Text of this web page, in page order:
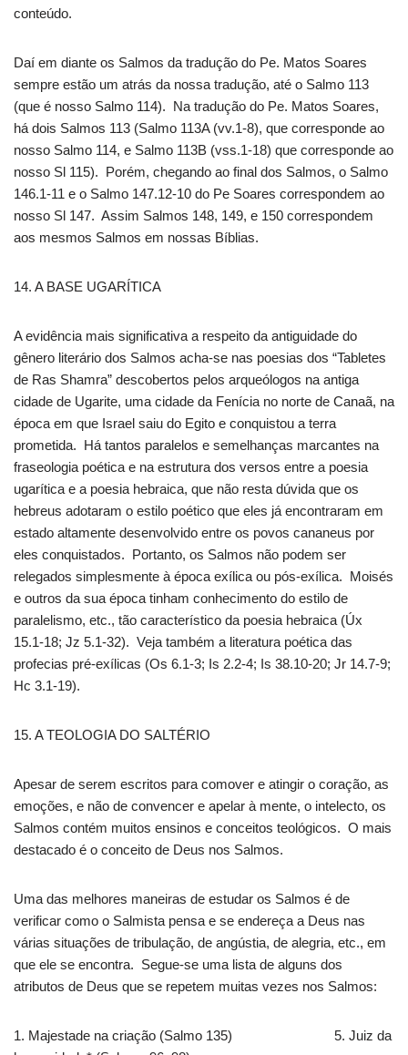
conteúdo.
Daí em diante os Salmos da tradução do Pe. Matos Soares
sempre estão um atrás da nossa tradução, até o Salmo 113
(que é nosso Salmo 114). Na tradução do Pe. Matos Soares,
há dois Salmos 113 (Salmo 113A (vv.1-8), que corresponde ao
nosso Salmo 114, e Salmo 113B (vss.1-18) que corresponde ao
nosso Sl 115). Porém, chegando ao final dos Salmos, o Salmo
146.1-11 e o Salmo 147.12-10 do Pe Soares correspondem ao
nosso Sl 147. Assim Salmos 148, 149, e 150 correspondem
aos mesmos Salmos em nossas Bíblias.
14. A BASE UGARÍTICA
A evidência mais significativa a respeito da antiguidade do
gênero literário dos Salmos acha-se nas poesias dos “Tabletes
de Ras Shamra” descobertos pelos arqueólogos na antiga
cidade de Ugarite, uma cidade da Fenícia no norte de Canaã, na
época em que Israel saiu do Egito e conquistou a terra
prometida. Há tantos paralelos e semelhanças marcantes na
fraseologia poética e na estrutura dos versos entre a poesia
ugarítica e a poesia hebraica, que não resta dúvida que os
hebreus adotaram o estilo poético que eles já encontraram em
estado altamente desenvolvido entre os povos cananeus por
eles conquistados. Portanto, os Salmos não podem ser
relegados simplesmente à época exílica ou pós-exílica. Moisés
e outros da sua época tinham conhecimento do estilo de
paralelismo, etc., tão característico da poesia hebraica (Úx
15.1-18; Jz 5.1-32). Veja também a literatura poética das
profecias pré-exílicas (Os 6.1-3; Is 2.2-4; Is 38.10-20; Jr 14.7-9;
Hc 3.1-19).
15. A TEOLOGIA DO SALTÉRIO
Apesar de serem escritos para comover e atingir o coração, as
emoções, e não de convencer e apelar à mente, o intelecto, os
Salmos contém muitos ensinos e conceitos teológicos. O mais
destacado é o conceito de Deus nos Salmos.
Uma das melhores maneiras de estudar os Salmos é de
verificar como o Salmista pensa e se endereça a Deus nas
várias situações de tribulação, de angústia, de alegria, etc., em
que ele se encontra. Segue-se uma lista de alguns dos
atributos de Deus que se repetem muitas vezes nos Salmos:
1. Majestade na criação (Salmo 135) 5. Juiz da